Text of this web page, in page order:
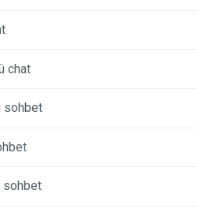
chat
sohbet
sohbet